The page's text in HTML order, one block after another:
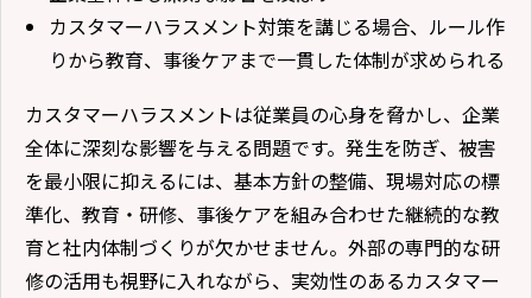
カスタマーハラスメント対策を講じる場合、ルール作
りから教育、事後ケアまで一貫した体制が求められる
カスタマーハラスメントは従業員の心身を脅かし、企業
全体に深刻な影響を与える問題です。発生を防ぎ、被害
を最小限に抑えるには、基本方針の整備、現場対応の標
準化、教育・研修、事後ケアを組み合わせた継続的な教
育と社内体制づくりが欠かせません。外部の専門的な研
修の活用も視野に入れながら、実効性のあるカスタマー